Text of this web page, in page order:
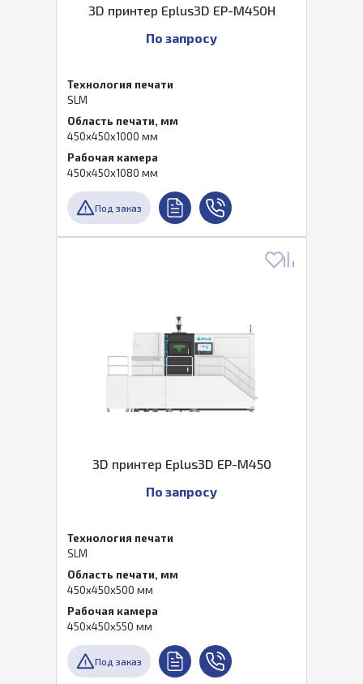
3D принтер Eplus3D EP-M450H
По запросу
Технология печати
SLM
Область печати, мм
450x450x1000 мм
Рабочая камера
450x450x1080 мм
Под заказ
3D принтер Eplus3D EP-M450
По запросу
Технология печати
SLM
Область печати, мм
450x450x500 мм
Рабочая камера
450x450x550 мм
Под заказ